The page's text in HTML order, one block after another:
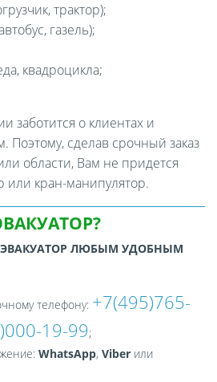
трактор);
газель);
квадроцикла;
заботится о клиентах и
Поэтому, сделав срочный заказ
области, Вам не придется
или кран-манипулятор.
ЛЮБЫМ УДОБНЫМ
телефону: +7(495)765-
19-99;
WhatsApp, Viber или